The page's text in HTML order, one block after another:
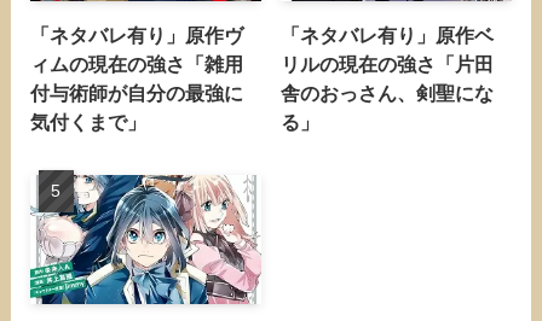
「ネタバレ有り」原作ヴ
ィムの現在の強さ「雑用
付与術師が自分の最強に
気付くまで」
「ネタバレ有り」原作ベ
リルの現在の強さ「片田
舎のおっさん、剣聖にな
る」